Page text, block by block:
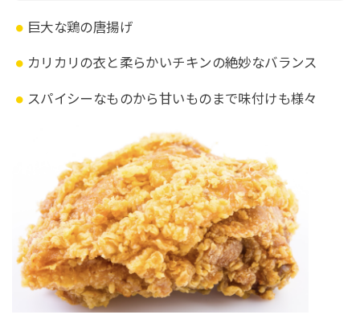
巨大な鶏の唐揚げ
カリカリの衣と柔らかいチキンの絶妙なバランス
スパイシーなものから甘いものまで味付けも様々